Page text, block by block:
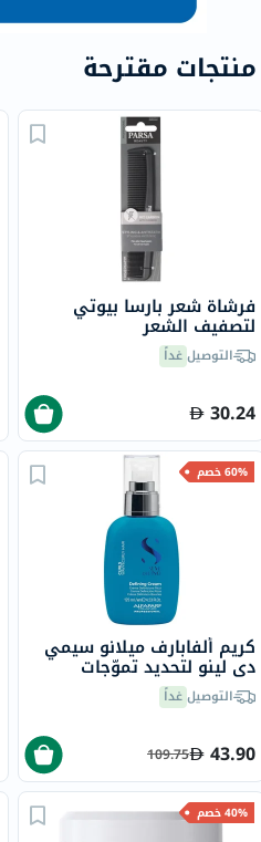
منتجات مقترحة
فرشاة شعر بارسا بيوتي
لتصفيف الشعر
التوصيلغداً
30.24
60% خصم
كريم ألفابارف ميلانو سيمي
دي لينو لتحديد تموّجات
الشعر، 125 مل
التوصيلغداً
43.90
109.75
40% خصم